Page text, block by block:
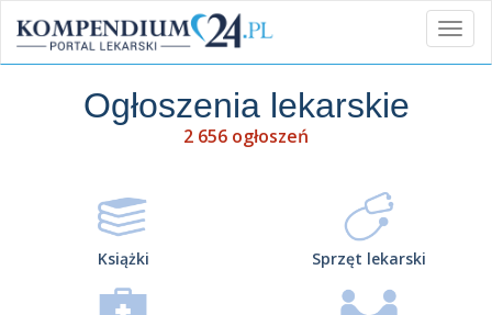
Ogłoszenia lekarskie
2 656 ogłoszeń
Książki Sprzęt lekarski